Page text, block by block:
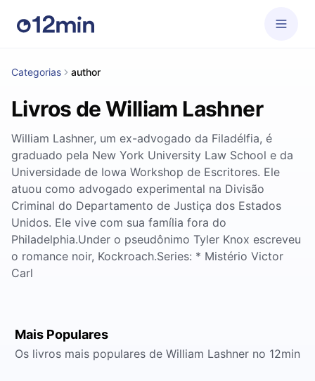
Categorias author
Livros de William Lashner
William Lashner, um ex-advogado da Filadélfia, é
graduado pela New York University Law School e da
Universidade de Iowa Workshop de Escritores. Ele
atuou como advogado experimental na Divisão
Criminal do Departamento de Justiça dos Estados
Unidos. Ele vive com sua família fora do
Philadelphia.Under o pseudônimo Tyler Knox escreveu
o romance noir, Kockroach.Series: * Mistério Victor
Carl
Mais Populares
Os livros mais populares de William Lashner no 12min